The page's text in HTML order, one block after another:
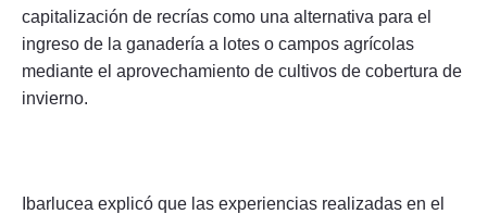
capitalización de recrías como una alternativa para el
ingreso de la ganadería a lotes o campos agrícolas
mediante el aprovechamiento de cultivos de cobertura de
invierno.
Ibarlucea explicó que las experiencias realizadas en el